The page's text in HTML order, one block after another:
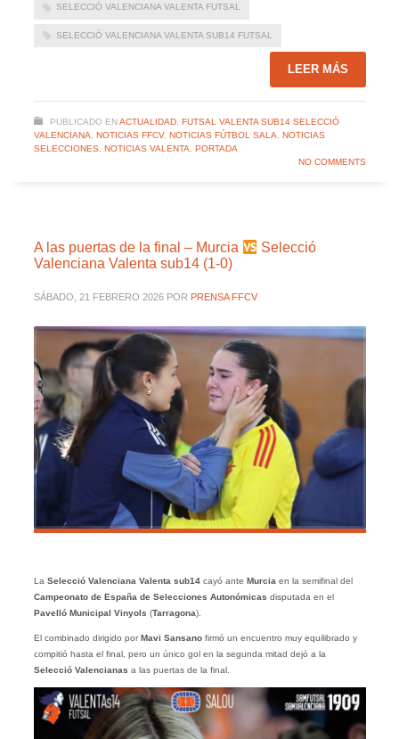
SELECCIÓ VALENCIANA VALENTA FUTSAL
SELECCIÓ VALENCIANA VALENTA SUB14 FUTSAL
LEER MÁS
PUBLICADO EN ACTUALIDAD, FUTSAL VALENTA SUB14 SELECCIÓ
VALENCIANA
NOTICIAS FFCV, NOTICIAS FÚTBOL SALA
NOTICIAS
SELECCIONES, NOTICIAS VALENTA
PORTADA
NO COMMENTS
A las puertas de la final – Murcia
Selecció
Valenciana Valenta sub14 (1-0)
SÁBADO, 21 FEBRERO 2026 POR PRENSA FFCV
La Selecció Valenciana Valenta sub14 cayó ante Murcia en la semifinal del
Campeonato de España de Selecciones Autonómicas disputada en el
Pavelló Municipal Vinyols (Tarragona).
El combinado dirigido porMavi Sansanofirmó un encuentro muy equilibrado y
compitió hasta el final, pero un único gol en la segunda mitad dejó a la
Selecció Valencianas a las puertas de la final.